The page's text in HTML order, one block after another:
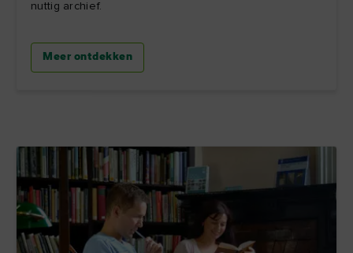
nuttig archief.
Meer ontdekken